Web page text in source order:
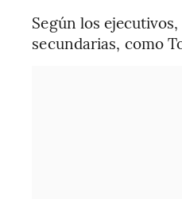
Según los
secundarias, como